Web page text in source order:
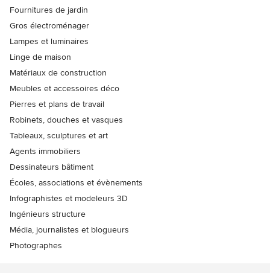
Fournitures de jardin
Gros électroménager
Lampes et luminaires
Linge de maison
Matériaux de construction
Meubles et accessoires déco
Pierres et plans de travail
Robinets, douches et vasques
Tableaux, sculptures et art
Agents immobiliers
Dessinateurs bâtiment
Écoles, associations et évènements
Infographistes et modeleurs 3D
Ingénieurs structure
Média, journalistes et blogueurs
Photographes